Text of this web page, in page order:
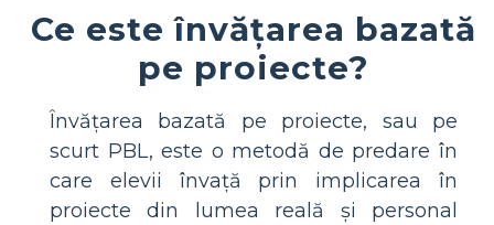
Ce este învățarea bazată
pe proiecte?
Învățarea bazată pe proiecte, sau pe
scurt PBL, este o metodă de predare în
care elevii învață prin implicarea în
proiecte din lumea reală și personal